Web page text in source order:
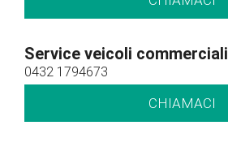
Service veicoli commerciali
0432 1794673
CHIAMACI